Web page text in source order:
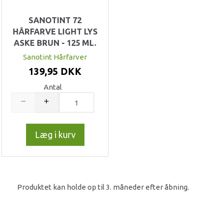
SANOTINT 72
HÅRFARVE LIGHT LYS
ASKE BRUN - 125 ML.
Sanotint Hårfarver
139,95 DKK
Antal
Læg i kurv
Produktet kan holde op til 3. måneder efter åbning.